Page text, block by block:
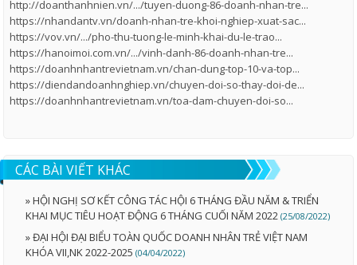
http://doanthanhnien.vn/.../tuyen-duong-86-doanh-nhan-tre...
https://nhandantv.vn/doanh-nhan-tre-khoi-nghiep-xuat-sac...
https://vov.vn/.../pho-thu-tuong-le-minh-khai-du-le-trao...
https://hanoimoi.com.vn/.../vinh-danh-86-doanh-nhan-tre...
https://doanhnhantrevietnam.vn/chan-dung-top-10-va-top...
https://diendandoanhnghiep.vn/chuyen-doi-so-thay-doi-de...
https://doanhnhantrevietnam.vn/toa-dam-chuyen-doi-so...
CÁC BÀI VIẾT KHÁC
» HỘI NGHỊ SƠ KẾT CÔNG TÁC HỘI 6 THÁNG ĐẦU NĂM & TRIỂN
KHAI MỤC TIÊU HOẠT ĐỘNG 6 THÁNG CUỐI NĂM 2022(25/08/2022)
» ĐẠI HỘI ĐẠI BIỂU TOÀN QUỐC DOANH NHÂN TRẺ VIỆT NAM
KHÓA VII,NK 2022-2025(04/04/2022)